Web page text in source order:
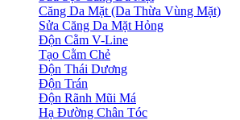
Căng Da Mặt (Da Thừa Vùng Mặt)
Sửa Căng Da Mặt Hỏng
Độn Cằm V-Line
Tạo Cằm Chẻ
Độn Thái Dương
Độn Trán
Độn Rãnh Mũi Má
Hạ Đường Chân Tóc